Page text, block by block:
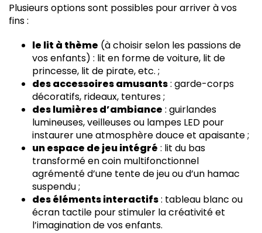
Plusieurs options sont possibles pour arriver à vos
fins :
le lit à thème (à choisir selon les passions de
vos enfants) : lit en forme de voiture, lit de
princesse, lit de pirate, etc. ;
des accessoires amusants: garde-corps
décoratifs, rideaux, tentures ;
des lumières d’ambiance : guirlandes
lumineuses, veilleuses ou lampes LED pour
instaurer une atmosphère douce et apaisante ;
un espace de jeu intégré : lit du bas
transformé en coin multifonctionnel
agrémenté d’une tente de jeu ou d’un hamac
suspendu ;
des éléments interactifs: tableau blanc ou
écran tactile pour stimuler la créativité et
l’imagination de vos enfants.